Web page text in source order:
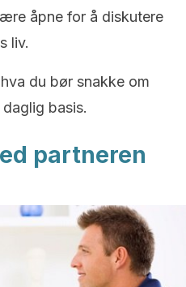
åpne for å diskutere
liv.
du bør snakke om
basis.
partneren